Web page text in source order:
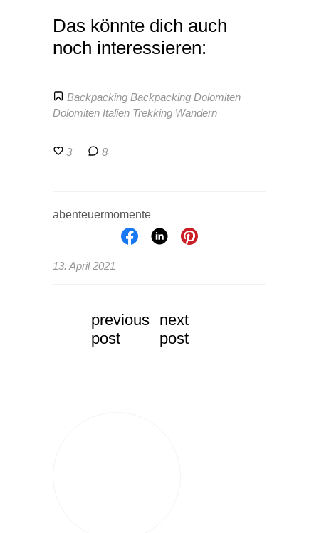
Das könnte dich auch
noch interessieren:
Backpacking Backpacking Dolomiten
Dolomiten Italien Trekking Wandern
3 8
abenteuermomente
13. April 2021
previous
post
next
post